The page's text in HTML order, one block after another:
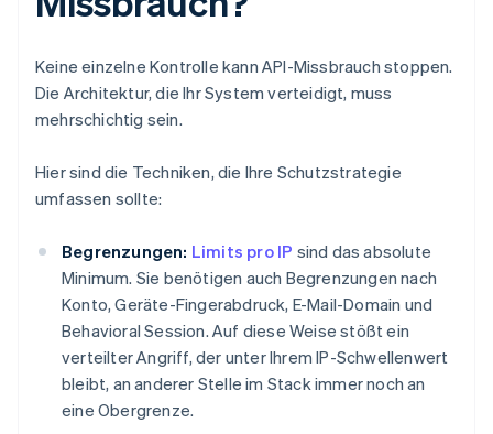
Keine einzelne Kontrolle kann API-Missbrauch stoppen.
Die Architektur, die Ihr System verteidigt, muss
mehrschichtig sein.
Hier sind die Techniken, die Ihre Schutzstrategie
umfassen sollte:
Begrenzungen: Limits pro IP sind das absolute
Minimum. Sie benötigen auch Begrenzungen nach
Konto, Geräte-Fingerabdruck, E-Mail-Domain und
Behavioral Session. Auf diese Weise stößt ein
verteilter Angriff, der unter Ihrem IP-Schwellenwert
bleibt, an anderer Stelle im Stack immer noch an
eine Obergrenze.